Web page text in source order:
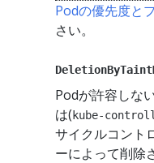
Podの優先度と
さい。
Podが許容しな
は( kube-
サイクルコント
ーによって削除